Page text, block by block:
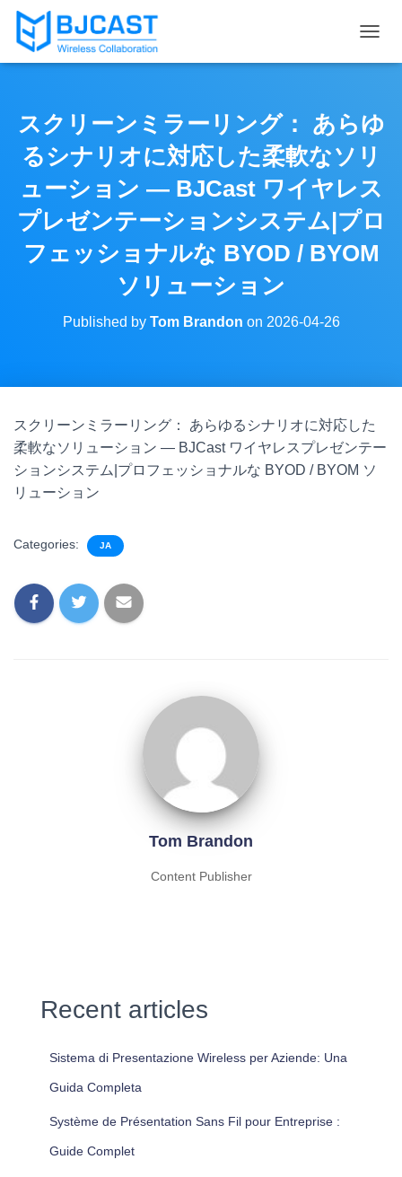
O
L
E
N
A
V
G
T
スクリーンミラーリング： あらゆ
るシナリオに対応した柔軟なソリ
ューション — BJCast ワイヤレス
プレゼンテーションシステム|プロ
フェッショナルな BYOD / BYOM
ソリューション
Published by Tom Brandon on 2026-04-26
スクリーンミラーリング： あらゆるシナリオに対応した
柔軟なソリューション — BJCast ワイヤレスプレゼンテー
ションシステム|プロフェッショナルな BYOD / BYOM ソ
リューション
Categories: JA
Tom Brandon
Content Publisher
Recent articles
Sistema di Presentazione Wireless per Aziende: Una
Guida Completa
Système de Présentation Sans Fil pour Entreprise :
Guide Complet